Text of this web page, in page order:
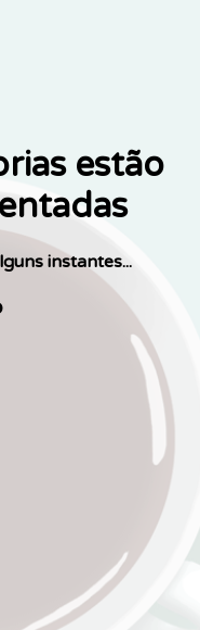
estão
instantes...